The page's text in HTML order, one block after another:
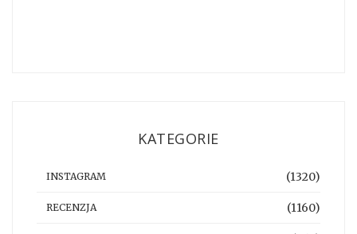
KATEGORIE
INSTAGRAM (1320)
RECENZJA (1160)